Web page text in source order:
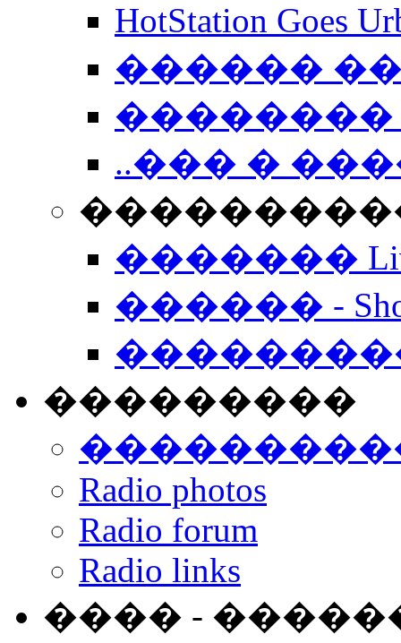
HotStation
������
��������
..��� �
����������
�������
������ -
���������
Radio photos
Radio forum
Radio links
���� -